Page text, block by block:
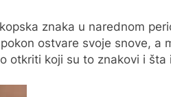
znaka u narednom
ostvare svoje snove,
otkriti koji su to znakovi i